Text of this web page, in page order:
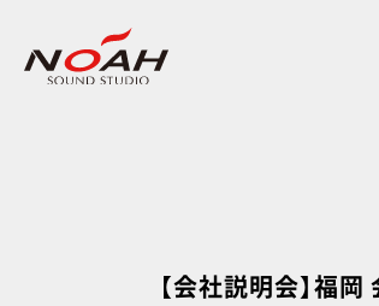
【会社説明会】福